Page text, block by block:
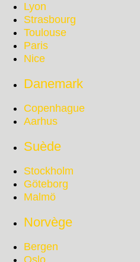
Lyon
Strasbourg
Toulouse
Paris
Nice
Danemark
Copenhague
Aarhus
Suède
Stockholm
Göteborg
Malmö
Norvège
Bergen